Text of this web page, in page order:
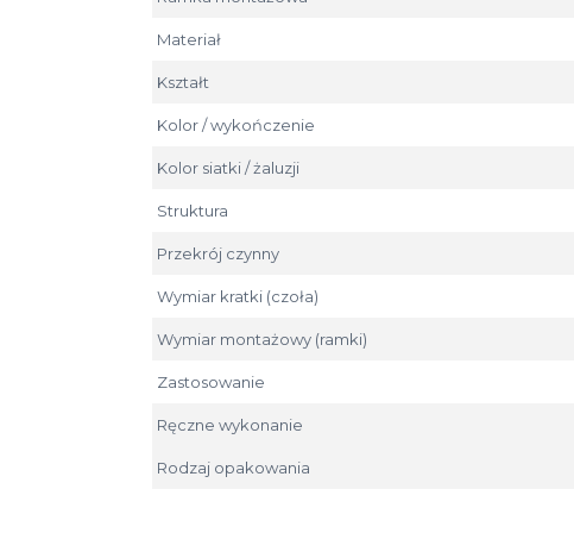
Materiał
Kształt
Kolor / wykończenie
Kolor siatki / żaluzji
Struktura
Przekrój czynny
Wymiar kratki (czoła)
Wymiar montażowy (ramki)
Zastosowanie
Ręczne wykonanie
Rodzaj opakowania